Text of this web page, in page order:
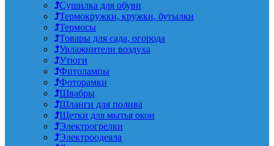
Сушилка для обуви
Термокружки, кружки, бутылки
Термосы
Товары для сада, огорода
Увлажнители воздуха
Утюги
Фитолампы
Фоторамки
Швабры
Шланги для полива
Щетки для мытья окон
Электрогрелки
Электроодеяла